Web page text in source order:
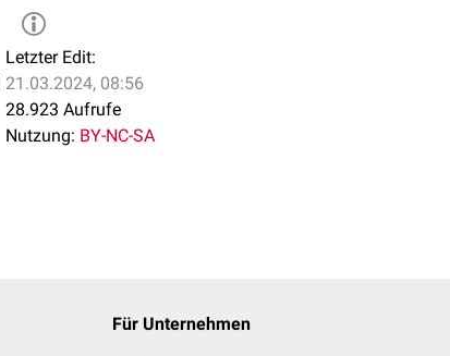
Letzter Edit:
21.03.2024, 08:56
28.923 Aufrufe
Nutzung: BY-NC-SA
Für Unternehmen